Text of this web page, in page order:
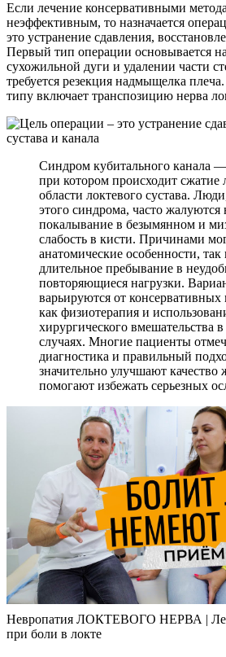
Если лечение консервативными
неэффективным, то назначается
это устранение сдавления,
Первый тип операции основывается
сухожильной дуги и удалении части
требуется резекция надмыщелка
типу включает транспозицию нерва
Синдром кубитального канала —
при котором происходит сжатие
области локтевого сустава.
этого синдрома, часто жалуются
покалывание в безымянном и
слабость в кисти. Причинами
анатомические особенности,
длительное пребывание в
повторяющиеся нагрузки.
варьируются от консервативных
как физиотерапия и
хирургического вмешательства
случаях. Многие пациенты
диагностика и правильный
значительно улучшают качество
помогают избежать серьезных
Невропатия ЛОКТЕВОГО НЕРВА |
при боли в локте